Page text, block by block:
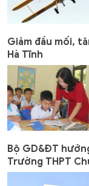
Giảm đầu mối,
Hà Tĩnh
Bộ GD&ĐT
Trường THPT